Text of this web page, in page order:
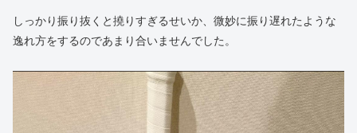
しっかり振り抜くと撓りすぎるせいか、微妙に振り遅れたような
逸れ方をするのであまり合いませんでした。